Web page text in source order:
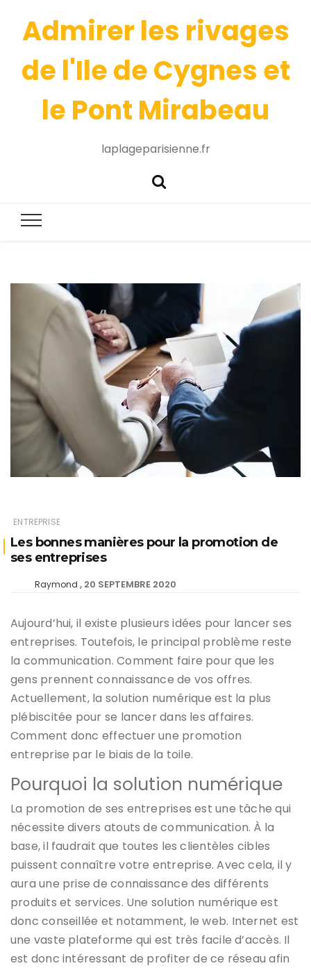
Admirer les rivages
de l'Ile de Cygnes et
le Pont Mirabeau
laplageparisienne.fr
ENTREPRISE
Les bonnes manières pour la promotion de
ses entreprises
Raymond 20 SEPTEMBRE 2020
Aujourd’hui, il existe plusieurs idées pour lancer ses
entreprises. Toutefois, le principal problème reste
la communication. Comment faire pour que les
gens prennent connaissance de vos offres.
Actuellement, la solution numérique est la plus
plébiscitée pour se lancer dans les affaires.
Comment donc effectuer une promotion
entreprise par le biais de la toile.
Pourquoi la solution numérique
La promotion de ses entreprises est une tâche qui
nécessite divers atouts de communication. À la
base, il faudrait que toutes les clientèles cibles
puissent connaître votre entreprise. Avec cela, il y
aura une prise de connaissance des différents
produits et services. Une solution numérique est
donc conseillée et notamment, le web. Internet est
une vaste plateforme qui est très facile d’accès. Il
est donc intéressant de profiter de ce réseau afin